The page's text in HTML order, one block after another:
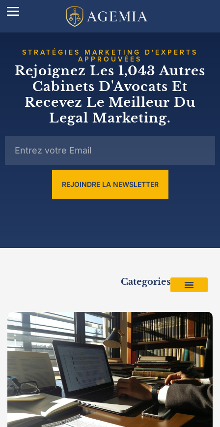
STRATÉGIES MARKETING D'EXPERTS
APPROUVÉES
Rejoignez Les 1,043 Autres
Cabinets D'Avocats Et
Recevez Le Meilleur Du
Legal Marketing.
REJOINDRE LA NEWSLETTER
Categories